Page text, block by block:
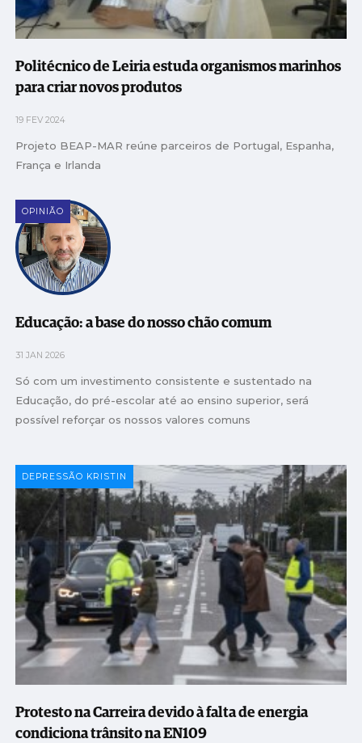
Politécnico de Leiria estuda organismos marinhos
para criar novos produtos
19 FEV 2024
Projeto BEAP-MAR reúne parceiros de Portugal, Espanha,
França e Irlanda
OPINIÃO
Educação: a base do nosso chão comum
31 JAN 2026
Só com um investimento consistente e sustentado na
Educação, do pré-escolar até ao ensino superior, será
possível reforçar os nossos valores comuns
DEPRESSÃO KRISTIN
Protesto na Carreira devido à falta de energia
condiciona trânsito na EN109